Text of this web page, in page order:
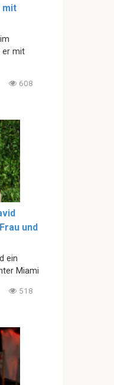
mit
er mit
608
und
ein
Miami
518